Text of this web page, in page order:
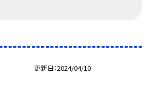
更新日 2024/04/10